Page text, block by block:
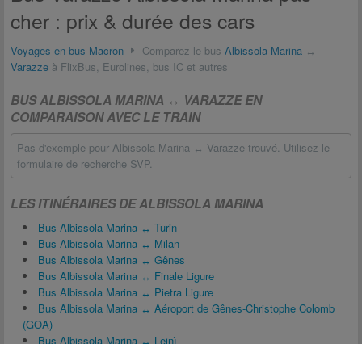
cher : prix & durée des cars
Voyages en bus Macron Comparez le bus Albissola Marina ↔
Varazze à FlixBus, Eurolines, bus IC et autres
BUS ALBISSOLA MARINA ↔ VARAZZE EN
COMPARAISON AVEC LE TRAIN
Pas d'exemple pour Albissola Marina ↔ Varazze trouvé. Utilisez le
formulaire de recherche SVP.
LES ITINÉRAIRES DE ALBISSOLA MARINA
Bus Albissola Marina ↔ Turin
Bus Albissola Marina ↔ Milan
Bus Albissola Marina ↔ Gênes
Bus Albissola Marina ↔ Finale Ligure
Bus Albissola Marina ↔ Pietra Ligure
Bus Albissola Marina ↔ Aéroport de Gênes-Christophe Colomb
(GOA)
Bus Albissola Marina ↔ Leinì